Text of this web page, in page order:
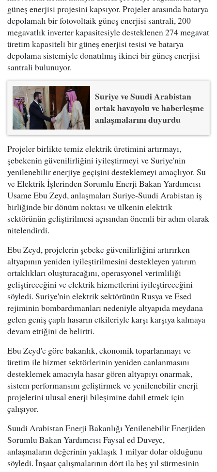
güneş enerjisi projesini kapsıyor. Projeler arasında batarya
depolamalı bir fotovoltaik güneş enerjisi santrali, 200
megavatlık inverter kapasitesiyle desteklenen 274 megavat
üretim kapasiteli bir güneş enerjisi tesisi ve batarya
depolama sistemiyle donatılmış ikinci bir güneş enerjisi
santrali bulunuyor.
Suriye ve Suudi Arabistan
ortak havayolu ve haberleşme
anlaşmalarını duyurdu
Projeler birlikte temiz elektrik üretimini artırmayı,
şebekenin güvenilirliğini iyileştirmeyi ve Suriye'nin
yenilenebilir enerjiye geçişini desteklemeyi amaçlıyor. Su
ve Elektrik İşlerinden Sorumlu Enerji Bakan Yardımcısı
Usame Ebu Zeyd, anlaşmaları Suriye-Suudi Arabistan iş
birliğinde bir dönüm noktası ve ülkenin elektrik
sektörünün geliştirilmesi açısından önemli bir adım olarak
nitelendirdi.
Ebu Zeyd, projelerin şebeke güvenilirliğini artırırken
altyapının yeniden iyileştirilmesini destekleyen yatırım
ortaklıkları oluşturacağını, operasyonel verimliliği
geliştireceğini ve elektrik hizmetlerini iyileştireceğini
söyledi. Suriye'nin elektrik sektörünün Rusya ve Esed
rejiminin bombardımanları nedeniyle altyapıda meydana
gelen geniş çaplı hasarın etkileriyle karşı karşıya kalmaya
devam ettiğini de belirtti.
Ebu Zeyd'e göre bakanlık, ekonomik toparlanmayı ve
üretim ile hizmet sektörlerinin yeniden canlanmasını
desteklemek amacıyla hasar gören altyapıyı onarmak,
sistem performansını geliştirmek ve yenilenebilir enerji
projelerini ulusal enerji bileşimine dahil etmek için
çalışıyor.
Suudi Arabistan Enerji Bakanlığı Yenilenebilir Enerjiden
Sorumlu Bakan Yardımcısı Faysal ed Duveyc,
anlaşmaların değerinin yaklaşık 1 milyar dolar olduğunu
söyledi. İnşaat çalışmalarının dört ila beş yıl sürmesinin